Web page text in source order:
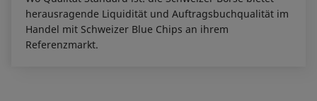
herausragende Liquidität und Auftragsbuchqualität im
Handel mit Schweizer Blue Chips an ihrem
Referenzmarkt.